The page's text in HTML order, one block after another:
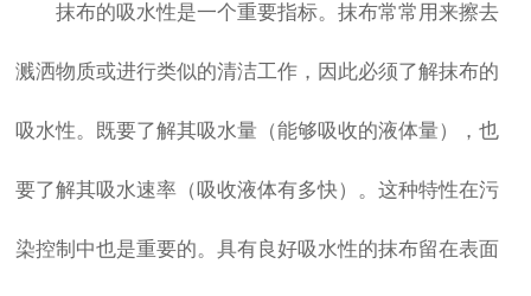
抹布的吸水性是一个重要指标。抹布常常用来擦去
溅洒物质或进行类似的清洁工作，因此必须了解抹布的
吸水性。既要了解其吸水量（能够吸收的液体量），也
要了解其吸水速率（吸收液体有多快）。这种特性在污
染控制中也是重要的。具有良好吸水性的抹布留在表面